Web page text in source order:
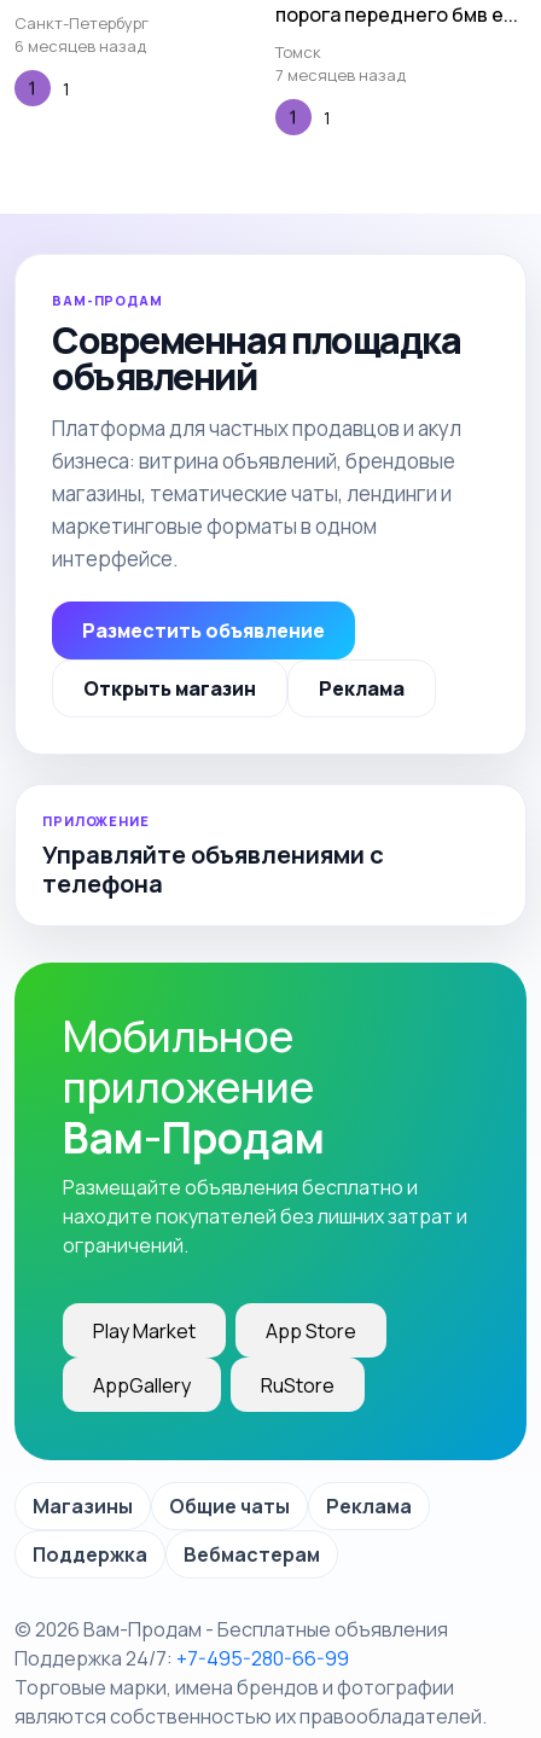
Санкт-Петербург
6 месяцев назад
1
порога переднего бмв е...
Томск
7 месяцев назад
1
ВАМ-ПРОДАМ
Современная площадка
объявлений
Платформа для частных продавцов и акул
бизнеса: витрина объявлений, брендовые
магазины, тематические чаты, лендинги и
маркетинговые форматы в одном
интерфейсе.
Разместить объявление
Открыть магазин Реклама
ПРИЛОЖЕНИЕ
Управляйте объявлениями с
телефона
Мобильное
приложение
Вам-Продам
Размещайте объявления бесплатно и
находите покупателей без лишних затрат и
ограничений.
Play Market App Store
AppGallery RuStore
Магазины Общие чаты
Реклама
Поддержка
Вебмастерам
© 2026 Вам-Продам - Бесплатные объявления
Поддержка 24/7: +7-495-280-66-99
Торговые марки, имена брендов и фотографии
являются собственностью их правообладателей.